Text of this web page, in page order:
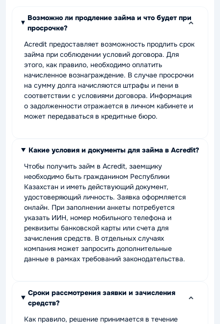
Возможно ли продление займа и что будет при
просрочке?
Acredit предоставляет возможность продлить срок
займа при соблюдении условий договора. Для
этого, как правило, необходимо оплатить
начисленное вознаграждение. В случае просрочки
на сумму долга начисляются штрафы и пени в
соответствии с условиями договора. Информация
о задолженности отражается в личном кабинете и
может передаваться в кредитные бюро.
Какие условия и документы для займа в Acredit?
Чтобы получить займ в Acredit, заемщику
необходимо быть гражданином Республики
Казахстан и иметь действующий документ,
удостоверяющий личность. Заявка оформляется
онлайн. При заполнении анкеты потребуется
указать ИИН, номер мобильного телефона и
реквизиты банковской карты или счета для
зачисления средств. В отдельных случаях
компания может запросить дополнительные
данные в рамках требований законодательства.
Сроки рассмотрения заявки и зачисления
средств?
Как правило, решение принимается в течение